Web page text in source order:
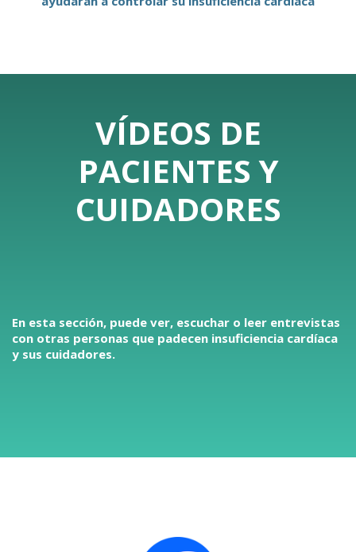
VÍDEOS DE
PACIENTES Y
CUIDADORES
En esta sección, puede ver, escuchar o leer entrevistas
con otras personas que padecen insuficiencia cardíaca
y sus cuidadores.